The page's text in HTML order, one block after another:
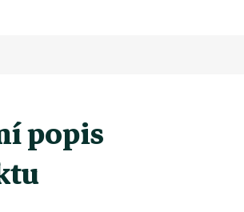
popis